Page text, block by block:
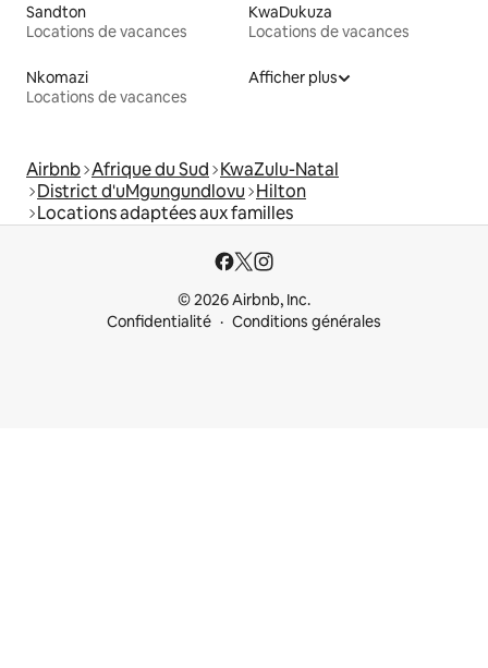
Sandton
Locations de vacances
KwaDukuza
Locations de vacances
Nkomazi
Locations de vacances
Afficher plus
Airbnb Afrique du Sud KwaZulu-Natal
District d'uMgungundlovu Hilton
Locations adaptées aux familles
© 2026 Airbnb, Inc.
Confidentialité
Conditions générales